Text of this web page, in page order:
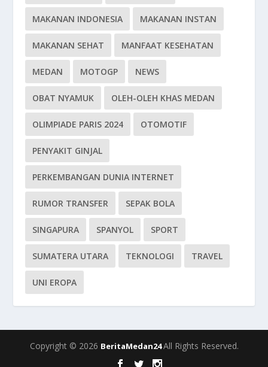
MAKANAN INDONESIA MAKANAN INSTAN
MAKANAN SEHAT MANFAAT KESEHATAN
MEDAN MOTOGP NEWS
OBAT NYAMUK OLEH-OLEH KHAS MEDAN
OLIMPIADE PARIS 2024 OTOMOTIF
PENYAKIT GINJAL
PERKEMBANGAN DUNIA INTERNET
RUMOR TRANSFER SEPAK BOLA
SINGAPURA SPANYOL SPORT
SUMATERA UTARA TEKNOLOGI TRAVEL
UNI EROPA
Copyright © 2026 BeritaMedan24All Rights Reserved.